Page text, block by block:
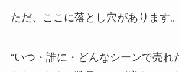
ただ、ここに落とし穴があります。
“いつ・誰に・どんなシーンで売れ